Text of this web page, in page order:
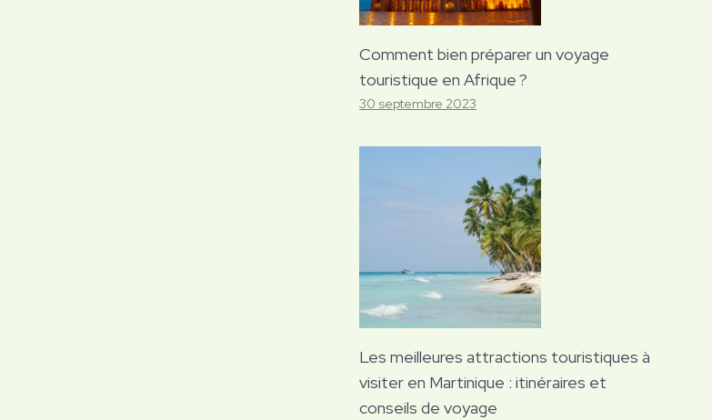
Comment bien préparer un voyage
touristique en Afrique ?
30 septembre 2023
Les meilleures attractions touristiques à
visiter en Martinique : itinéraires et
conseils de voyage